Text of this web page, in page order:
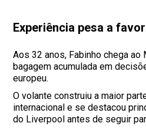
Experiência pesa a
Aos 32 anos, Fabinho chega ao
bagagem acumulada em
europeu.
O volante construiu a maior
internacional e se destacou
do Liverpool antes de seguir